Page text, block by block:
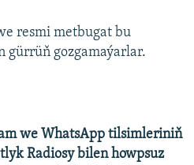
resmi metbugat bu
gürrüň gozgamaýarlar.
we WhatsApp tilsimleriniň
Radiosy bilen howpsuz